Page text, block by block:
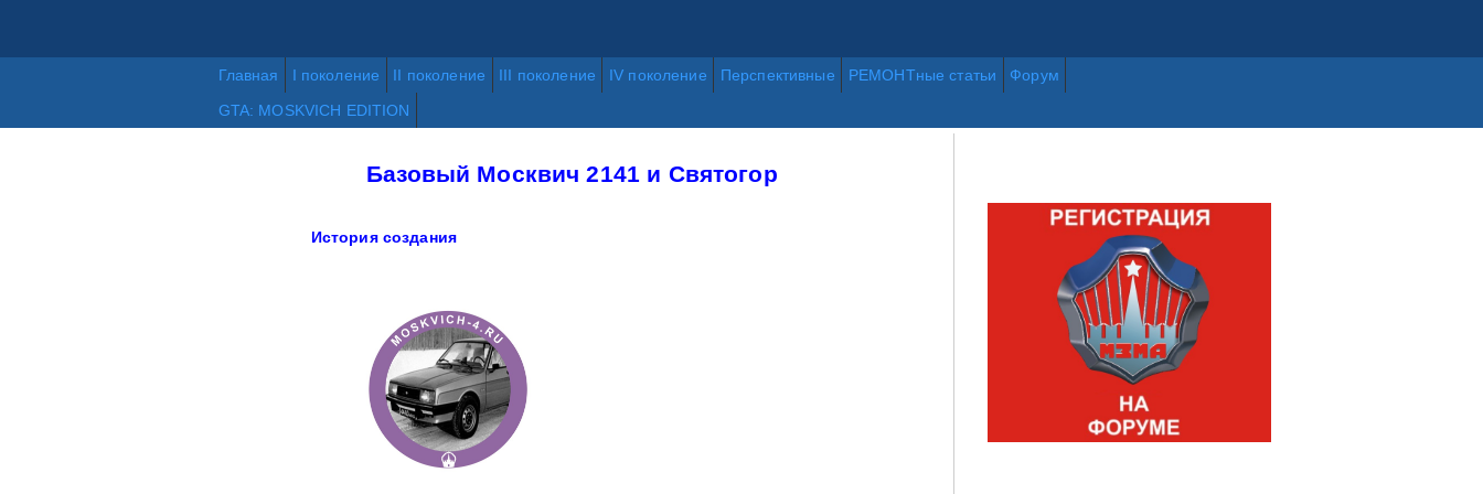
Главная I поколение II поколение III поколение IV поколение Перспективные РЕМОНТные статьи
Форум
GTA: MOSKVICH EDITION
Базовый Москвич 2141 и Святогор
История создания